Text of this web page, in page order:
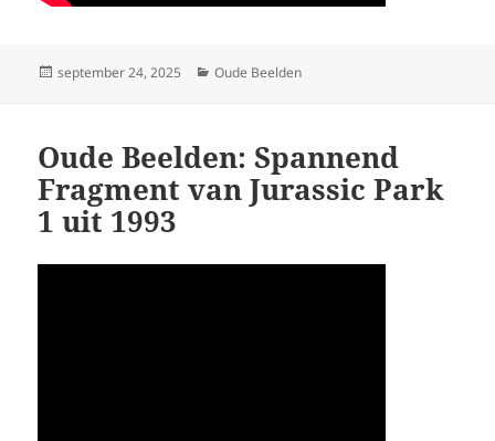
Geplaatst
september 24, 2025 Categorieën
Oude Beelden
Oude Beelden: Spannend
Fragment van Jurassic Park
1 uit 1993